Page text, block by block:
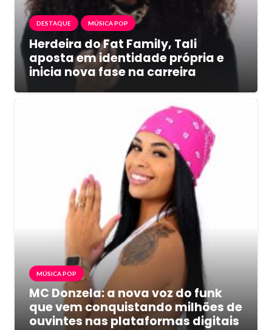
DESTAQUE MÚSICA POP
Herdeira do Fat Family, Tali
aposta em identidade própria e
inicia nova fase na carreira
MÚSICA POP
MC Donzela: a nova voz do funk
que vem conquistando milhões de
ouvintes nas plataformas digitais